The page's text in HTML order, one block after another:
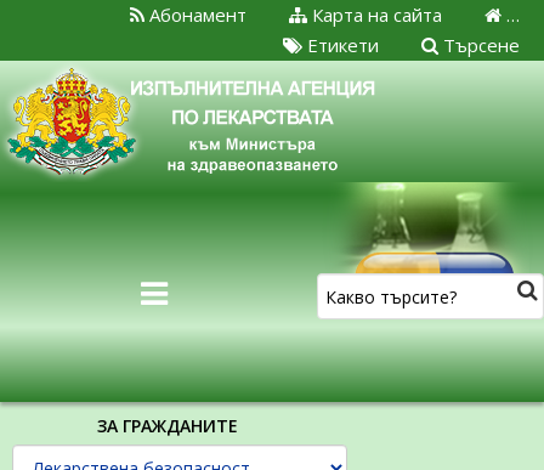
…
Карта на сайта
Абонамент
Търсене
Етикети
ЗА ГРАЖДАНИТЕ